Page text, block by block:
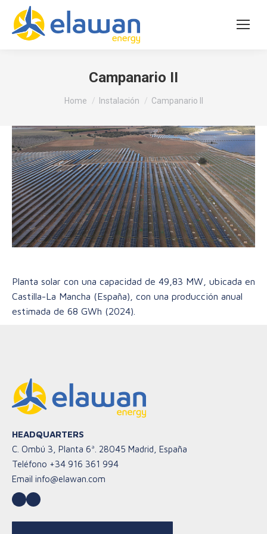
Campanario II
You are here:
Home Instalación Campanario II
Planta solar con una capacidad de 49,83 MW, ubicada en
Castilla-La Mancha (España), con una producción anual
estimada de 68 GWh (2024).
HEADQUARTERS
C. Ombú 3, Planta 6ª. 28045 Madrid, España
Teléfono +34 916 361 994
Email info@elawan.com
LinkedIn
YouTube